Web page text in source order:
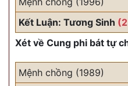
Kết Luận: Tương Sinh
Xét về Cung phi bát tự
Mệnh chồng (1989)